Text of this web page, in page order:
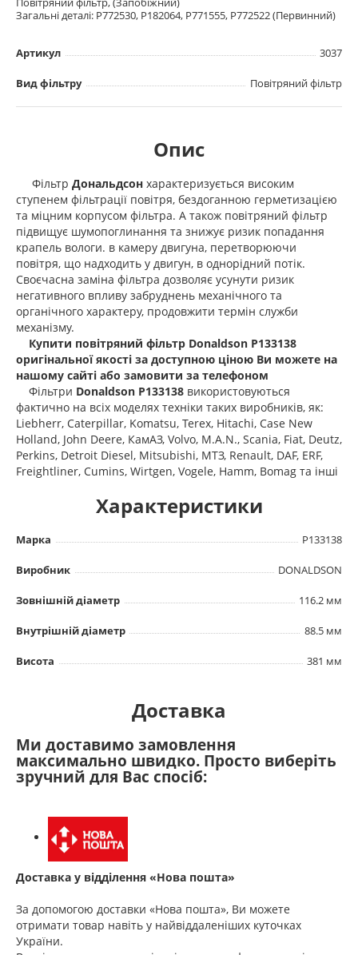
Загальні деталі: P772530, P182064, P771555, P772522 (Первинний)
Артикул 3037
Вид фільтру Повітряний фільтр
Опис
Фільтр Дональдсон характеризується високим
ступенем фільтрації повітря, бездоганною герметизацією
та міцним корпусом фільтра. А також повітряний фільтр
підвищує шумопоглинання та знижує ризик попадання
крапель вологи. в камеру двигуна, перетворюючи
повітря, що надходить у двигун, в однорідний потік.
Своєчасна заміна фільтра дозволяє усунути ризик
негативного впливу забруднень механічного та
органічного характеру, продовжити термін служби
механізму.
Купити повітряний фільтр Donaldson P133138
оригінальної якості за доступною ціною Ви можете на
нашому сайті або замовити за телефоном
Фільтри Donaldson P133138 використовуються
фактично на всіх моделях техніки таких виробників, як:
Liebherr, Caterpillar, Komatsu, Terex, Hitachi, Case New
Holland, John Deere, КамАЗ, Volvo, M.A.N., Scania, Fiat, Deutz,
Perkins, Detroit Diesel, Mitsubishi, МТЗ, Renault, DAF, ERF,
Freightliner, Cumins, Wirtgen, Vogele, Hamm, Bomag та інші
Характеристики
Марка P133138
Виробник DONALDSON
Зовнішній діаметр 116.2 мм
Внутрішній діаметр 88.5 мм
Висота 381 мм
Доставка
Ми доставимо замовлення
максимально швидко. Просто виберіть
зручний для Вас спосіб:
Доставка у відділення «Нова пошта»
За допомогою доставки «Нова пошта», Ви можете
отримати товар навіть у найвіддаленіших куточках
України.